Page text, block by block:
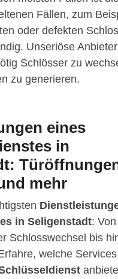
Fällen, zum
oder defekten
Unseriöse
Schlösser zu
zu generieren.
eines
in
mehr
in Seligenstadt: Von
Schlosswechsel bis
welche